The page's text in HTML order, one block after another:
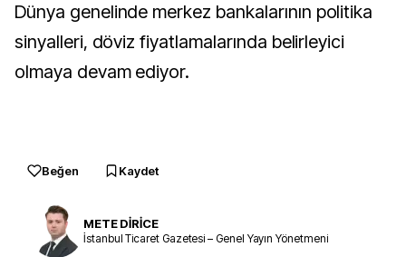
Dünya genelinde merkez bankalarının politika
sinyalleri, döviz fiyatlamalarında belirleyici
olmaya devam ediyor.
Beğen Kaydet
METE DİRİCE
İstanbul Ticaret Gazetesi – Genel Yayın Yönetmeni